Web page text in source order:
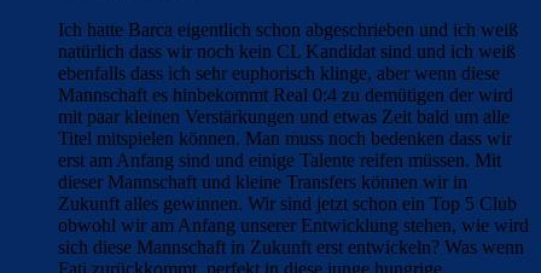
Ich hatte Barca eigentlich schon abgeschrieben und ich weiß
natürlich dass wir noch kein CL Kandidat sind und ich weiß
ebenfalls dass ich sehr euphorisch klinge, aber wenn diese
Mannschaft es hinbekommt Real 0:4 zu demütigen der wird
mit paar kleinen Verstärkungen und etwas Zeit bald um alle
Titel mitspielen können. Man muss noch bedenken dass wir
erst am Anfang sind und einige Talente reifen müssen. Mit
dieser Mannschaft und kleine Transfers können wir in
Zukunft alles gewinnen. Wir sind jetzt schon ein Top 5 Club
obwohl wir am Anfang unserer Entwicklung stehen, wie wird
sich diese Mannschaft in Zukunft erst entwickeln? Was wenn
Fati zurückkommt, perfekt in diese junge hungrige